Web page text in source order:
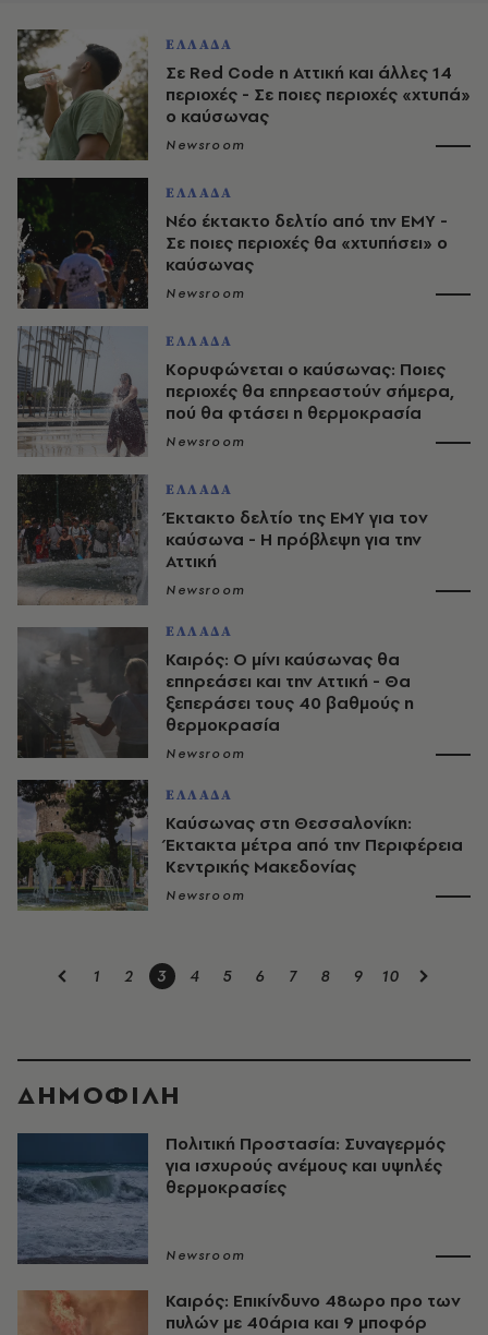
ΕΛΛΑΔΑ
Σε Red Code η Αττική και άλλες 14
περιοχές - Σε ποιες περιοχές «χτυπά»
ο καύσωνας
Newsroom
ΕΛΛΑΔΑ
Νέο έκτακτο δελτίο από την ΕΜΥ -
Σε ποιες περιοχές θα «χτυπήσει» ο
καύσωνας
Newsroom
ΕΛΛΑΔΑ
Κορυφώνεται ο καύσωνας: Ποιες
περιοχές θα επηρεαστούν σήμερα,
πού θα φτάσει η θερμοκρασία
Newsroom
ΕΛΛΑΔΑ
Έκτακτο δελτίο της ΕΜΥ για τον
καύσωνα - Η πρόβλεψη για την
Αττική
Newsroom
ΕΛΛΑΔΑ
Καιρός: Ο μίνι καύσωνας θα
επηρεάσει και την Αττική - Θα
ξεπεράσει τους 40 βαθμούς η
θερμοκρασία
Newsroom
ΕΛΛΑΔΑ
Καύσωνας στη Θεσσαλονίκη:
Έκτακτα μέτρα από την Περιφέρεια
Κεντρικής Μακεδονίας
Newsroom
1 2 3 4 5 6 7 8 9 10
ΔΗΜΟΦΙΛΗ
Πολιτική Προστασία: Συναγερμός
για ισχυρούς ανέμους και υψηλές
θερμοκρασίες
Newsroom
Καιρός: Επικίνδυνο 48ωρο προ των
πυλών με 40άρια και 9 μποφόρ